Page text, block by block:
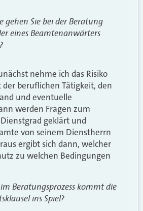
gehen Sie bei der Beratung
eines Beamtenanwärters
nehme ich das Risiko
der beruflichen Tätigkeit, den
und eventuelle
werden Fragen zum
geklärt und
von seinem Dienstherrn
ergibt sich dann, welcher
zu welchen Bedingungen
Beratungsprozess kommt die
ins Spiel?